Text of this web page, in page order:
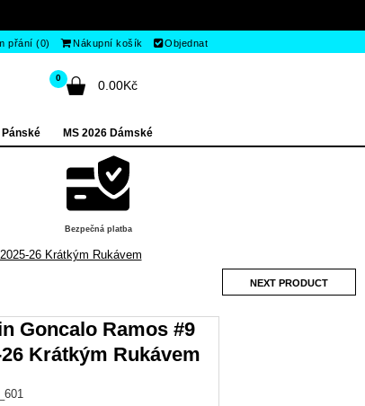
přání (0) Nákupní košík Objednat
0
0.00Kč
Pánské MS 2026 Dámské
Bezpečná platba
26 Krátkým Rukávem
NEXT PRODUCT
Goncalo Ramos #9
Krátkým Rukávem